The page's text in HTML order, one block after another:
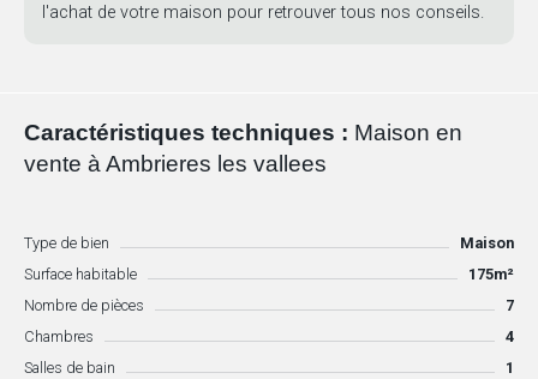
l'achat de votre maison pour retrouver tous nos conseils.
Caractéristiques techniques : Maison en
vente à Ambrieres les vallees
Type de bien
Maison
Surface habitable
175m²
Nombre de pièces
7
Chambres
4
Salles de bain
1